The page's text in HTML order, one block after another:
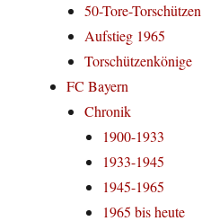
50-Tore-Torschützen
Aufstieg 1965
Torschützenkönige
FC Bayern
Chronik
1900-1933
1933-1945
1945-1965
1965 bis heute